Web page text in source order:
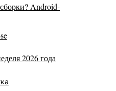
Android-
2026 года